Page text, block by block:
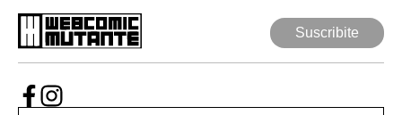
Suscribite
Web Comic